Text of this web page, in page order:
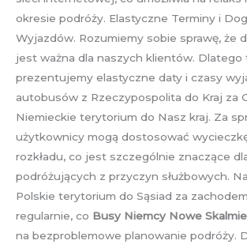
okresie podróży. Elastyczne Terminy i
Wyjazdów. Rozumiemy sobie sprawę, że
jest ważna dla naszych klientów. Dlatego
prezentujemy elastyczne daty i czasy
autobusów z Rzeczypospolita do Kraj za
Niemieckie terytorium do Nasz kraj. Za
użytkownicy mogą dostosować
rozkładu, co jest szczególnie znaczące
podróżujących z przyczyn służbowych.
Polskie terytorium do Sąsiad za
regularnie, co Busy Niemcy Nowe
na bezproblemowe planowanie podróży.